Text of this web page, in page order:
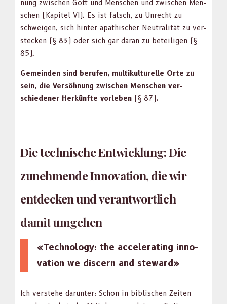
nung zwis­chen Gott und Men­schen und zwis­chen Men­
schen (Kapi­tel VI). Es ist falsch, zu Unrecht zu
schweigen, sich hin­ter apathis­ch­er Neu­tral­ität zu ver­
steck­en (§ 83) oder sich gar daran zu beteili­gen (§
85).
Gemein­den sind berufen, mul­ti­kul­turelle Orte zu
sein, die Ver­söh­nung zwis­chen Men­schen ver­
schieden­er Herkün­fte vor­leben (§ 87).
Die technische Entwicklung: Die
zunehmende Innovation, die wir
entdecken und verantwortlich
damit umgehen
«Tech­nol­o­gy: the accel­er­at­ing inno­
va­tion we dis­cern and stew­ard»
Ich ver­ste­he darunter: Schon in bib­lis­chen Zeit­en